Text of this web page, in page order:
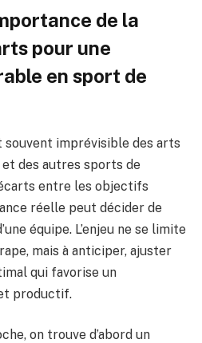
de la
pour une
en sport de
souvent imprévisible des arts
des autres sports de
entre les objectifs
réelle peut décider de
équipe. L’enjeu ne se limite
mais à anticiper, ajuster
qui favorise un
productif.
on trouve d’abord un